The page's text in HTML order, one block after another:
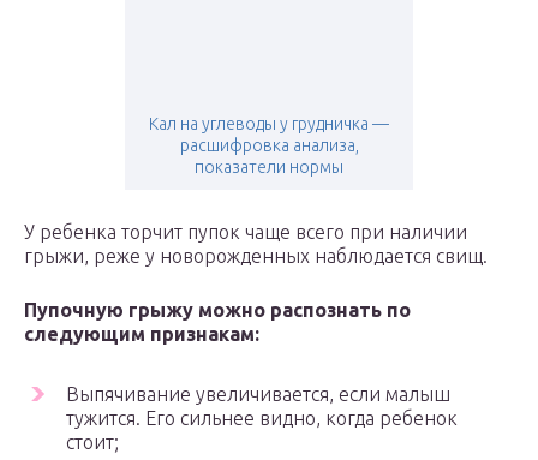
Кал на углеводы у грудничка —
расшифровка анализа,
показатели нормы
У ребенка торчит пупок чаще всего при наличии
грыжи, реже у новорожденных наблюдается свищ.
Пупочную грыжу можно распознать по
следующим признакам:
Выпячивание увеличивается, если малыш
тужится. Его сильнее видно, когда ребенок
стоит;